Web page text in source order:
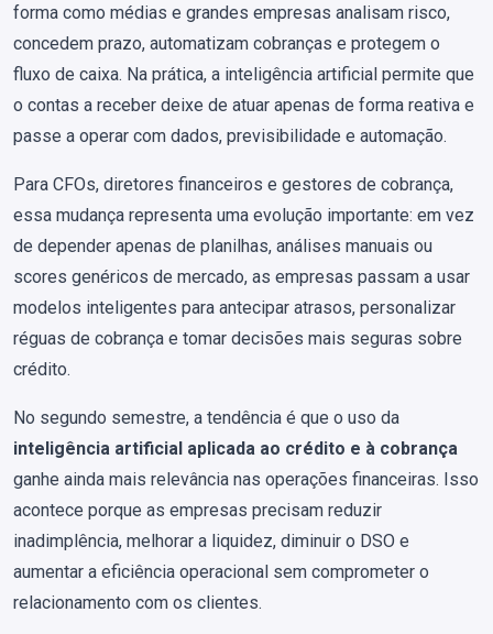
forma como médias e grandes empresas analisam risco,
concedem prazo, automatizam cobranças e protegem o
fluxo de caixa. Na prática, a inteligência artificial permite que
o contas a receber deixe de atuar apenas de forma reativa e
passe a operar com dados, previsibilidade e automação.
Para CFOs, diretores financeiros e gestores de cobrança,
essa mudança representa uma evolução importante: em vez
de depender apenas de planilhas, análises manuais ou
scores genéricos de mercado, as empresas passam a usar
modelos inteligentes para antecipar atrasos, personalizar
réguas de cobrança e tomar decisões mais seguras sobre
crédito.
No segundo semestre, a tendência é que o uso da
inteligência artificial aplicada ao crédito e à cobrança
ganhe ainda mais relevância nas operações financeiras. Isso
acontece porque as empresas precisam reduzir
inadimplência, melhorar a liquidez, diminuir o DSO e
aumentar a eficiência operacional sem comprometer o
relacionamento com os clientes.